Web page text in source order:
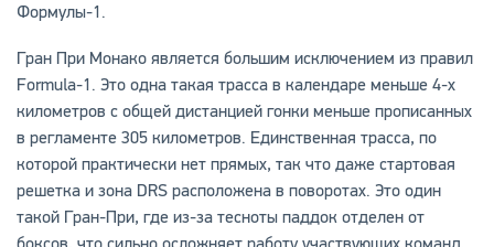
Формулы-1.
Гран При Монако является большим исключением из правил
Formula-1. Это одна такая трасса в календаре меньше 4-х
километров с общей дистанцией гонки меньше прописанных
в регламенте 305 километров. Единственная трасса, по
которой практически нет прямых, так что даже стартовая
решетка и зона DRS расположена в поворотах. Это один
такой Гран-При, где из-за тесноты паддок отделен от